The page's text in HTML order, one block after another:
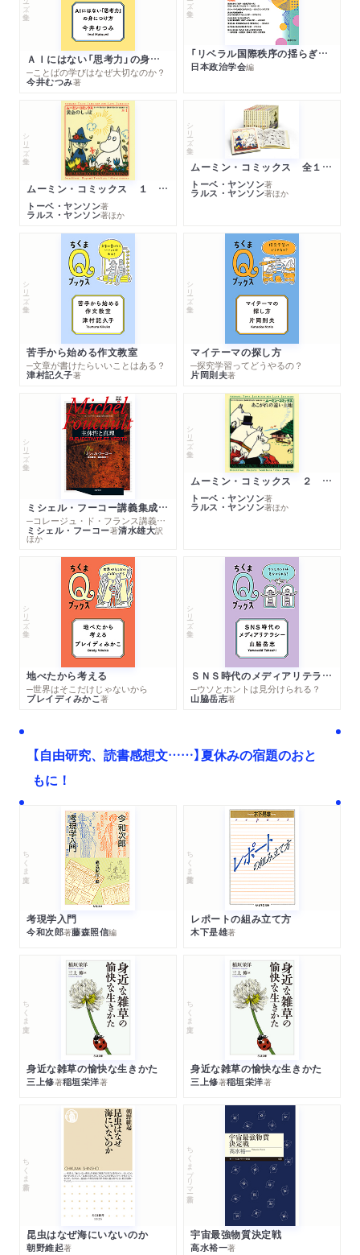
ＡＩにはない「思考力」の身につけ方
─ことばの学びはなぜ大切なのか？
今井むつみ著
「リベラル国際秩序の揺らぎ」再考 年報政治学２０２６‐Ⅰ
日本政治学会編
シリーズ・全集
ムーミン・コミックス １ 黄金のしっぽ
トーベ・ヤンソン著
ラルス・ヤンソン著ほか
シリーズ・全集
ムーミン・コミックス 全１４巻セット
トーベ・ヤンソン著
ラルス・ヤンソン著ほか
シリーズ・全集
苦手から始める作文教室
─文章が書けたらいいことはある？
津村記久子著
シリーズ・全集
マイテーマの探し方
─探究学習ってどうやるの？
片岡則夫著
シリーズ・全集
ミシェル・フーコー講義集成１０ 主体性と真理
─コレージュ・ド・フランス講義１９８０－１９８１年度
ミシェル・フーコー著清水雄大訳
ほか
シリーズ・全集
ムーミン・コミックス ２ あこがれの遠い土地
トーベ・ヤンソン著
ラルス・ヤンソン著ほか
シリーズ・全集
地べたから考える
─世界はそこだけじゃないから
ブレイディみかこ著
シリーズ・全集
ＳＮＳ時代のメディアリテラシー
─ウソとホントは見分けられる？
山脇岳志著
【自由研究、読書感想文……】夏休みの宿題のおと
もに！
ちくま文庫
考現学入門
今和次郎著藤森照信編
ちくま学芸文庫
レポートの組み立て方
木下是雄著
ちくま文庫
身近な雑草の愉快な生きかた
三上修著稲垣栄洋著
ちくま文庫
身近な雑草の愉快な生きかた
三上修著稲垣栄洋著
ちくま新書
昆虫はなぜ海にいないのか
朝野維起著
ちくまプリマー新書
宇宙最強物質決定戦
高水裕一著